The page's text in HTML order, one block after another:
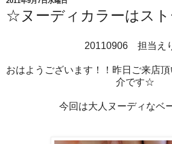
☆ヌーディカラーはス
20110906 担当え
おはようございます！！昨日ご来店
介です☆
今回は大人ヌーディなベ